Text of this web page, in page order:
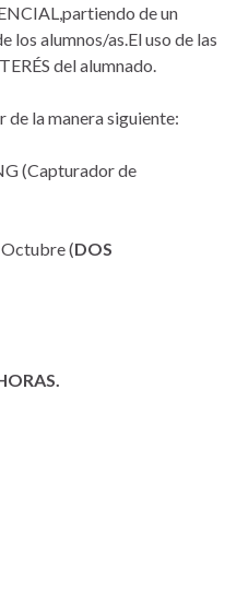
de un
los alumnos/as.El uso de las
del alumnado.
de la manera siguiente:
(Capturador de
Octubre (DOS